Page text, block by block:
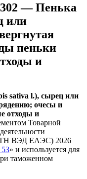
— Пенька
или
пеньки
и
sativa l.), сырец или
очесы и
отходы и
Товарной
(ТН ВЭД ЕАЭС) 2026
» и используется для
таможенном